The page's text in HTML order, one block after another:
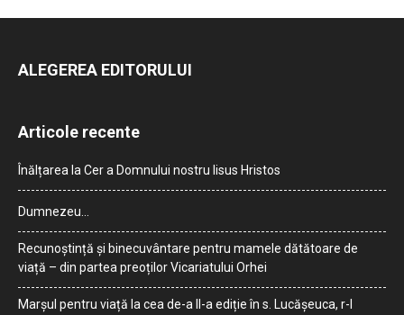
ALEGEREA EDITORULUI
Articole recente
Înălțarea la Cer a Domnului nostru Iisus Hristos
Dumnezeu…
Recunoștință și binecuvântare pentru mamele dătătoare de
viață – din partea preoților Vicariatului Orhei
Marșul pentru viață la cea de-a II-a ediție în s. Lucășeuca, r-l